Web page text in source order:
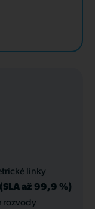
linky
až 99,9 %)
rozvody